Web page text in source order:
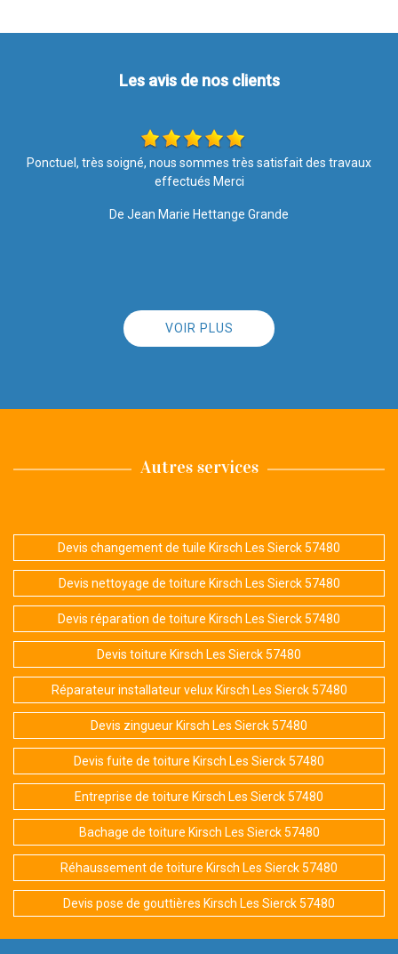
Les avis de nos clients
Travail soigné Très satisfaite de l’entretien de la toiture Équipe
sérieuse
De Brindille57
VOIR PLUS
Autres services
Devis changement de tuile Kirsch Les Sierck 57480
Devis nettoyage de toiture Kirsch Les Sierck 57480
Devis réparation de toiture Kirsch Les Sierck 57480
Devis toiture Kirsch Les Sierck 57480
Réparateur installateur velux Kirsch Les Sierck 57480
Devis zingueur Kirsch Les Sierck 57480
Devis fuite de toiture Kirsch Les Sierck 57480
Entreprise de toiture Kirsch Les Sierck 57480
Bachage de toiture Kirsch Les Sierck 57480
Réhaussement de toiture Kirsch Les Sierck 57480
Devis pose de gouttières Kirsch Les Sierck 57480